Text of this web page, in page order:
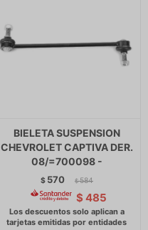
BIELETA SUSPENSION
CHEVROLET CAPTIVA DER.
08/=700098 -
$ 570 $ 584
$ 485